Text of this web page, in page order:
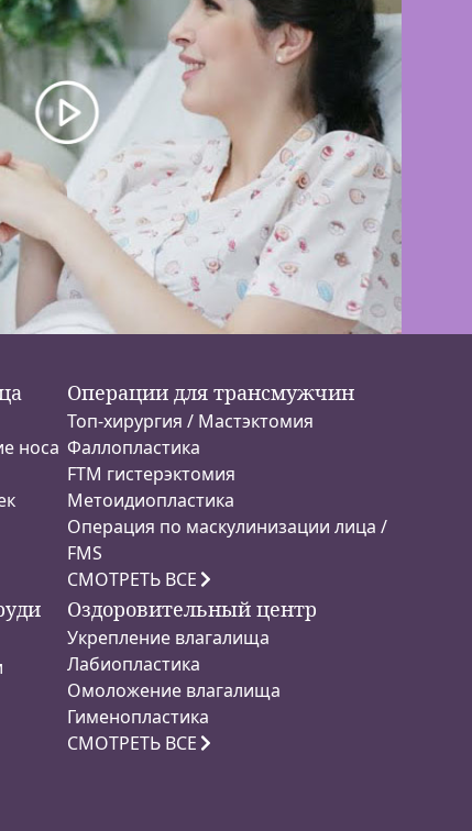
носа
Операции для трансмужчин
Топ-хирургия / Мастэктомия
Фаллопластика
FTM гистерэктомия
Метоидиопластика
Операция по маскулинизации лица /
FMS
СМОТРЕТЬ ВСЕ
Оздоровительный центр
Укрепление влагалища
Лабиопластика
Омоложение влагалища
Гименопластика
СМОТРЕТЬ ВСЕ